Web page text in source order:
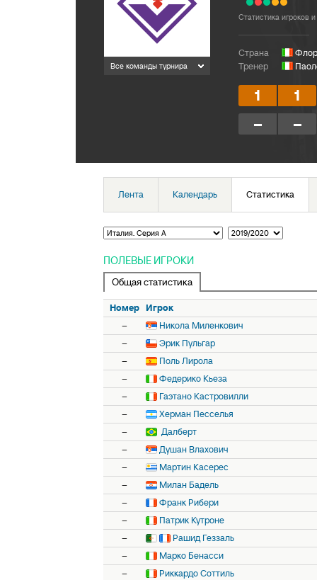
Все команды турнира
Статистика игроков
Страна
Тренер
1
1
–
–
Лента Календарь Статистика
ПОЛЕВЫЕ ИГРОКИ
Общая статистика
Номер Игрок
–
Никола Миленкович
–
Эрик Пульгар
–
Поль Лирола
–
Федерико Кьеза
–
Гаэтано Кастровилли
–
Херман Песселья
–
Далберт
–
Душан Влахович
–
Мартин Касерес
–
Милан Бадель
–
Франк Рибери
–
Патрик Кутроне
–
Рашид Геззаль
–
Марко Бенасси
–
Риккардо Соттиль